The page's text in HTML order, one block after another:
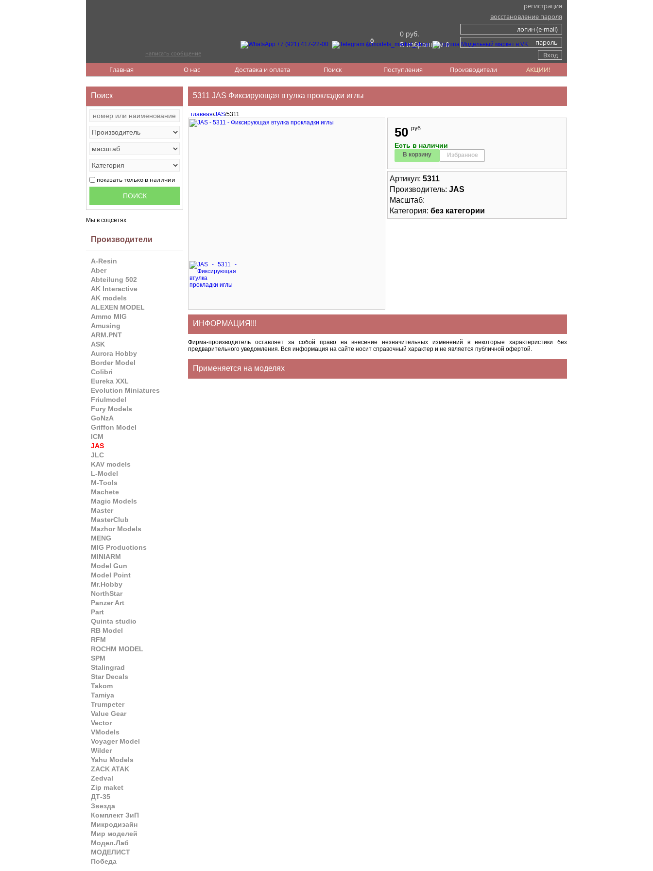
регистрация
восстановление пароля
0
0 руб.
В избранном 0
написать сообщение
Главная О нас Доставка и оплата Поиск Поступления Производители АКЦИИ!
Поиск
показать только в наличии
Мы в соцсетях
Производители
A-Resin
Aber
Abteilung 502
AK Interactive
AK models
ALEXEN MODEL
Ammo MIG
Amusing
ARM.PNT
ASK
Aurora Hobby
Border Model
Colibri
Eureka XXL
Evolution Miniatures
Friulmodel
Fury Models
GoNzA
Griffon Model
ICM
JAS
JLC
KAV models
L-Model
M-Tools
Machete
Magic Models
Master
MasterClub
Mazhor Models
MENG
MIG Productions
MINIARM
Model Gun
Model Point
Mr.Hobby
NorthStar
Panzer Art
Part
Quinta studio
RB Model
RFM
ROCHM MODEL
SPM
Stalingrad
Star Decals
Takom
Tamiya
Trumpeter
Value Gear
Vector
VModels
Voyager Model
Wilder
Yahu Models
ZACK ATAK
Zedval
Zip maket
ДТ-35
Звезда
Комплект ЗиП
Микродизайн
Мир моделей
Модел.Лаб
МОДЕЛИСТ
Победа
5311 JAS Фиксирующая втулка прокладки иглы
главная/JAS/5311
50 руб
Есть в наличии
В корзину Избранное
Артикул: 5311
Производитель: JAS
Масштаб:
Категория: без категории
ИНФОРМАЦИЯ!!!
Фирма-производитель оставляет за собой право на внесение незначительных изменений в некоторые характеристики без
предварительного уведомления. Вся информация на сайте носит справочный характер и не является публичной офертой.
Применяется на моделях